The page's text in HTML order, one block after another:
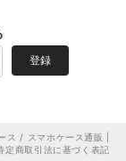
登録
ス / スマホケース通販 |
定商取引法に基づく表記